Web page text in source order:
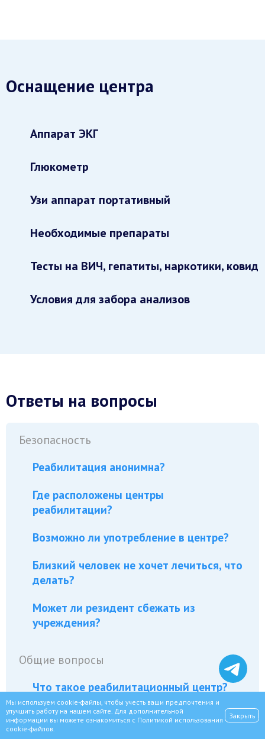
Оснащение центра
Аппарат ЭКГ
Глюкометр
Узи аппарат портативный
Необходимые препараты
Тесты на ВИЧ, гепатиты, наркотики, ковид
Условия для забора анализов
Ответы на вопросы
Безопасность
Реабилитация анонимна?
Где расположены центры
реабилитации?
Возможно ли употребление в центре?
Близкий человек не хочет лечиться, что
делать?
Может ли резидент сбежать из
учреждения?
Общие вопросы
Что такое реабилитационный центр?
Возможны ли посещения в центре?
Мы используем cookie-файлы, чтобы учесть ваши предпочтения и
улучшить работу на нашем сайте. Для дополнительной
информации вы можете ознакомиться с Политикой использования
cookie-файлов.
Закрыть